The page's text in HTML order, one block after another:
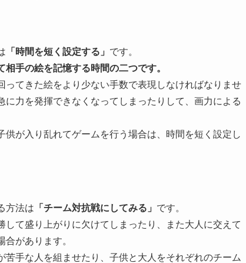
「時間を短く設定する」 です。
手の絵を記憶する時間の二つです。
てきた絵をより少ない手数で表現しなければなりませ
力を発揮できなくなってしまったりして、画力による
が入り乱れてゲームを行う場合は、時間を短く設定し
方法は 「チーム対抗戦にしてみる」 です。
て盛り上がりに欠けてしまったり、また大人に交えて
があります。
苦手な人を組ませたり、子供と大人をそれぞれのチーム